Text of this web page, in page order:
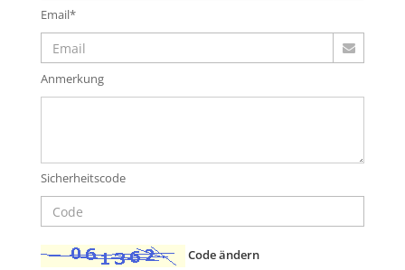
Email*
Anmerkung
Sicherheitscode
Code ändern